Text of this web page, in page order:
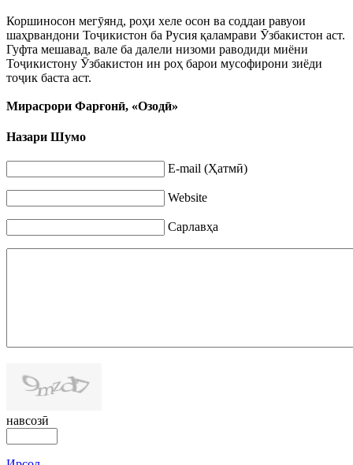
Коршиносон мегӯянд, роҳи хеле осон ва соддаи равуои
шаҳрвандони Тоҷикистон ба Русия қаламрави Ӯзбакистон аст.
Гуфта мешавад, вале ба далели низоми раводиди миёни
Тоҷикистону Ӯзбакистон ин роҳ барои мусофирони зиёди
тоҷик баста аст.
Мирасрори Фарғонӣ, «Озодӣ»
Назари Шумо
E-mail (Ҳатмӣ)
Website
Сарлавҳа
навсозӣ